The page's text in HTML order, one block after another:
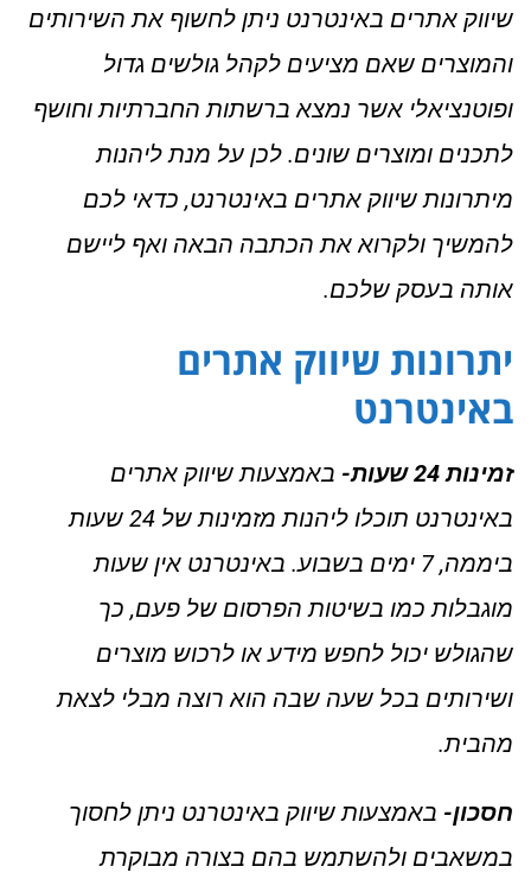
שיווק אתרים באינטרנט ניתן לחשוף את השירותים
והמוצרים שאם מציעים לקהל גולשים גדול
ופוטנציאלי אשר נמצא ברשתות החברתיות וחושף
לתכנים ומוצרים שונים. לכן על מנת ליהנות
מיתרונות שיווק אתרים באינטרנט, כדאי לכם
להמשיך ולקרוא את הכתבה הבאה ואף ליישם
אותה בעסק שלכם.
יתרונות שיווק אתרים
באינטרנט
זמינות 24 שעות-
באמצעות שיווק אתרים
באינטרנט תוכלו ליהנות מזמינות של 24 שעות
ביממה, 7 ימים בשבוע. באינטרנט אין שעות
מוגבלות כמו בשיטות הפרסום של פעם, כך
שהגולש יכול לחפש מידע או לרכוש מוצרים
ושירותים בכל שעה שבה הוא רוצה מבלי לצאת
מהבית.
חסכון- באמצעותשיווק באינטרנט ניתן לחסוך
במשאבים ולהשתמש בהם בצורה מבוקרת